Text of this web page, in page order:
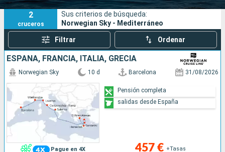
Buscar
2
cruceros
Sus criterios de búsqueda:
Norwegian Sky - Mediterráneo
Filtrar Ordenar
ESPAÑA, FRANCIA, ITALIA, GRECIA
Pague en 4X
Norwegian Sky 10 d Barcelona 31/08/2026
457 € +Tasas
Pensión completa
salidas desde España